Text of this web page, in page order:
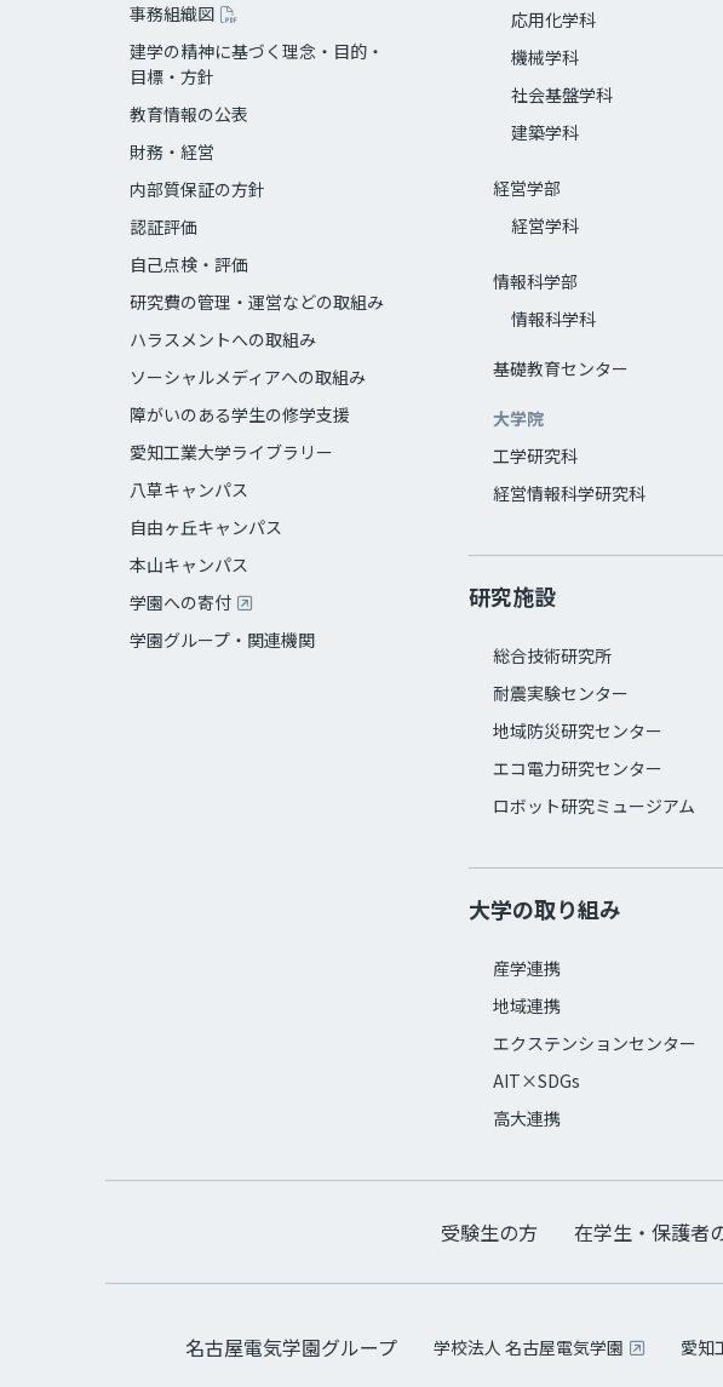
事務組織図
建学の精神に基づく理念・目的・
目標・方針
教育情報の公表
財務・経営
内部質保証の方針
認証評価
自己点検・評価
研究費の管理・運営などの取組み
ハラスメントへの取組み
ソーシャルメディアへの取組み
障がいのある学生の修学支援
愛知工業大学ライブラリー
八草キャンパス
自由ヶ丘キャンパス
本山キャンパス
学園への寄付
学園グループ・関連機関
応用化学科
機械学科
社会基盤学科
建築学科
経営学部
経営学科
情報科学部
情報科学科
基礎教育センター
大学院
工学研究科
経営情報科学研究科
研究施設
総合技術研究所
耐震実験センター
地域防災研究センター
エコ電力研究センター
ロボット研究ミュージアム
大学の取り組み
産学連携
地域連携
エクステンションセンター
AIT×SDGs
高大連携
受験生の方 在学生・保護者
名古屋電気学園グループ 学校法人 名古屋電気学園 愛知